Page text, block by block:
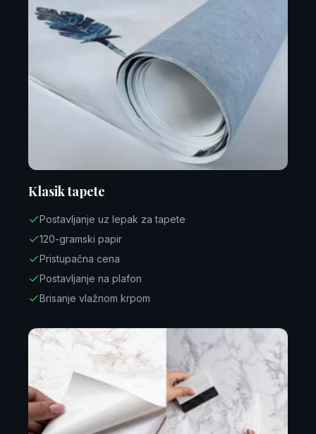
Klasik tapete
Postavljanje uz lepak za tapete
120-gramski papir
Pristupačna cena
Postavljanje na plafon
Brisanje vlažnom krpom